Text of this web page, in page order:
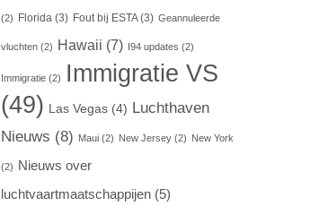
(2) Florida(3) Fout bij ESTA(3) Geannuleerde
vluchten(2) Hawaii (7) I94 updates (2)
Immigratie(2)
Immigratie VS
(49) Las Vegas(4) Luchthaven
Nieuws (8) Maui(2) New Jersey(2) New York
(2)
Nieuws over
luchtvaartmaatschappijen(5)